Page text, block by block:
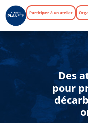
Participer à un atelier
Des
pour